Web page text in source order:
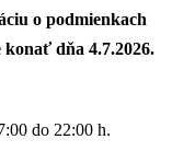
o podmienkach
dňa 4.7.2026.
do 22:00 h.